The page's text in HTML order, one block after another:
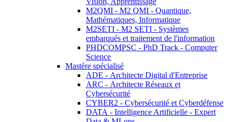
M2QMI - M2 QMI - Quantique,
Mathématiques, Informatique
M2SETI - M2 SETI - Systèmes
embarqués et traitement de l'information
PHDCOMPSC - PhD Track - Computer
Science
Mastère spécialisé
ADE - Architecte Digital d'Entreprise
ARC - Architecte Réseaux et
Cybersécurité
CYBER2 - Cybersécurité et Cyberdéfense
DATA - Intelligence Artificielle - Expert